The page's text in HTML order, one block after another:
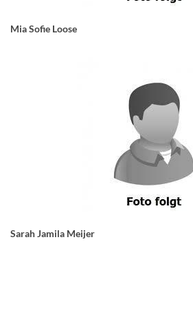
Mia Sofie Loose
Sarah Jamila Meijer